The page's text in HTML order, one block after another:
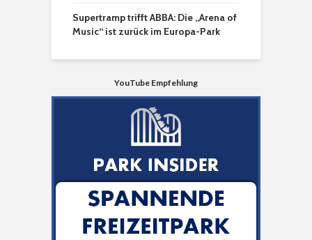
Supertramp trifft ABBA: Die „Arena of
Music“ ist zurück im Europa-Park
YouTube Empfehlung